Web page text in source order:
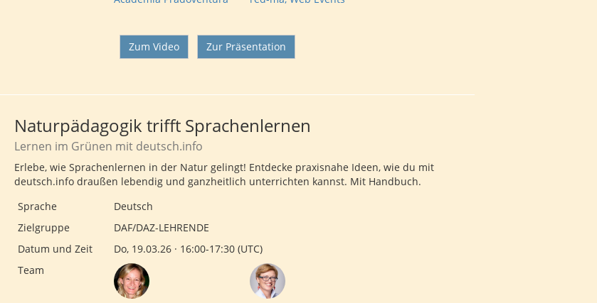
Zum Video Zur Präsentation
Naturpädagogik trifft Sprachenlernen
Lernen im Grünen mit deutsch.info
Erlebe, wie Sprachenlernen in der Natur gelingt! Entdecke praxisnahe Ideen, wie du mit
deutsch.info draußen lebendig und ganzheitlich unterrichten kannst. Mit Handbuch.
Sprache
Deutsch
Zielgruppe
DAF/DAZ-LEHRENDE
Datum und Zeit
Do, 19.03.26 · 16:00-17:30 (UTC)
Team